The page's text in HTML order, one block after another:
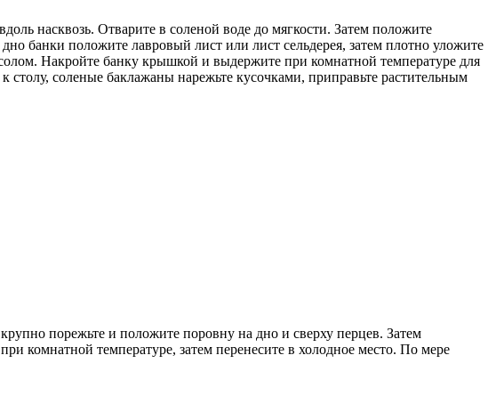
насквозь. Отварите в соленой воде до мягкости. Затем положите
банки положите лавровый лист или лист сельдерея, затем плотно уложите
Накройте банку крышкой и выдержите при комнатной температуре для
соленые баклажаны нарежьте кусочками, приправьте растительным
порежьте и положите поровну на дно и сверху перцев. Затем
комнатной температуре, затем перенесите в холодное место. По мере